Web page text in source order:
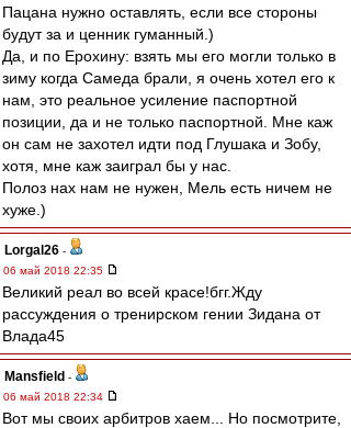
Пацана нужно оставлять, если все стороны
будут за и ценник гуманный.)
Да, и по Ерохину: взять мы его могли только в
зиму когда Самеда брали, я очень хотел его к
нам, это реальное усиление паспортной
позиции, да и не только паспортной. Мне каж
он сам не захотел идти под Глушака и Зобу,
хотя, мне каж заиграл бы у нас.
Полоз нах нам не нужен, Мель есть ничем не
хуже.)
Lorgal26 -
06 май 2018 22:35
Великий реал во всей красе!бгг.Жду
рассуждения о тренирском гении Зидана от
Влада45
Mansfield -
06 май 2018 22:34
Вот мы своих арбитров хаем... Но посмотрите,